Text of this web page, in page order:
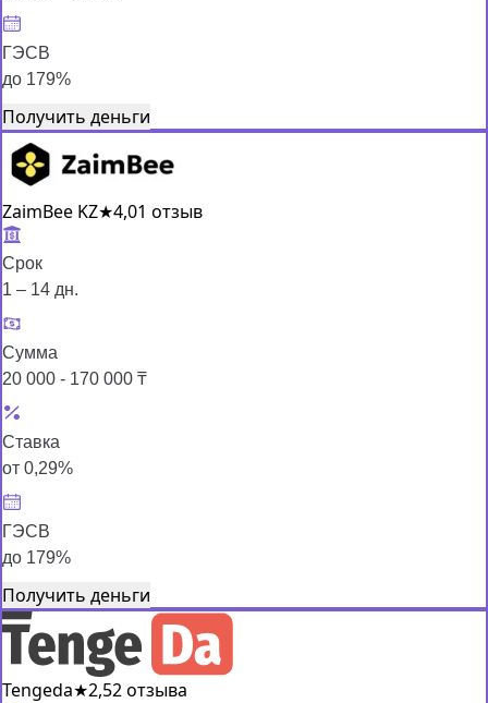
ГЭСВ
до 179%
Получить деньги
ZaimBee KZ★4,01 отзыв
Срок
1 – 14 дн.
Сумма
20 000 - 170 000 ₸
Ставка
от 0,29%
ГЭСВ
до 179%
Получить деньги
Tengeda★2,52 отзыва